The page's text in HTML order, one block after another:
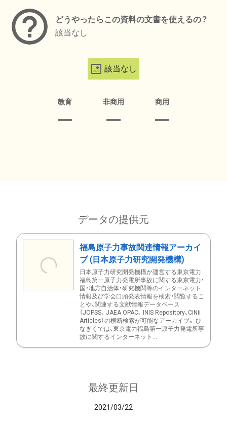
どうやったらこの資料の文書を使えるの？
該当なし
該当なし
教育 非商用 商用
データの提供元
福島原子力事故関連情報アーカイ
ブ (日本原子力研究開発機構)
日本原子力研究開発機構が運営する東京電力
福島第一原子力発電所事故に関する東京電力・
国・地方自治体・研究機関等のインターネット
情報及び学会口頭発表情報を検索・閲覧するこ
とや、関連する文献情報データベース
（JOPSS、 JAEA OPAC、 INIS Repository、CiNii
Articles）の横断検索が可能なアーカイブ。 ひ
なぎくでは、東京電力福島第一原子力発電所事
故に関するインターネット...
最終更新日
2021/03/22